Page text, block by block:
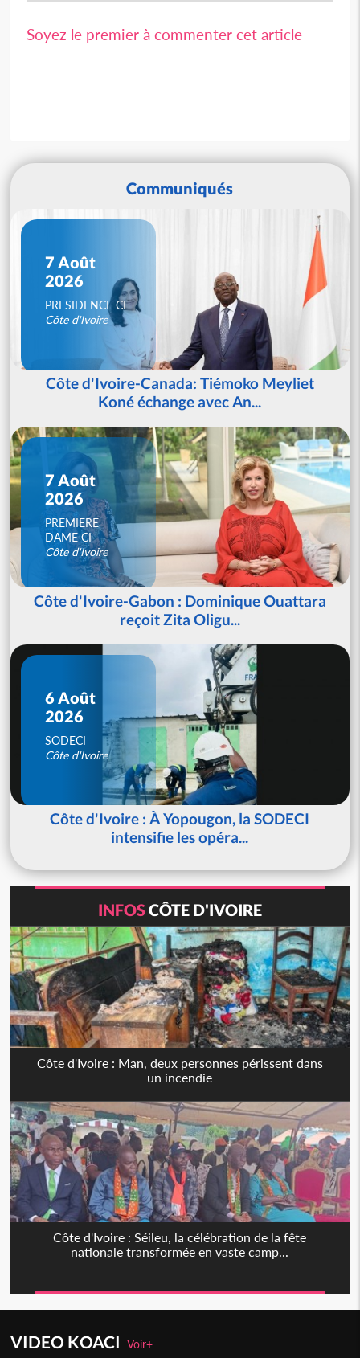
Soyez le premier à commenter cet article
Communiqués
7 Août
2026
PRESIDENCE CI
Côte d'Ivoire
Côte d'Ivoire-Canada: Tiémoko Meyliet
Koné échange avec An...
7 Août
2026
PREMIERE
DAME CI
Côte d'Ivoire
Côte d'Ivoire-Gabon : Dominique Ouattara
reçoit Zita Oligu...
6 Août
2026
SODECI
Côte d'Ivoire
Côte d'Ivoire : À Yopougon, la SODECI
intensifie les opéra...
INFOSCÔTE D'IVOIRE
Côte d'Ivoire : Man, deux personnes périssent dans
un incendie
Côte d'Ivoire : Séileu, la célébration de la fête
nationale transformée en vaste camp...
VIDEO KOACIVoir+